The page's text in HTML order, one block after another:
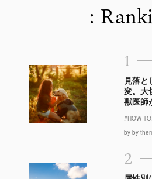
:
1
見落と
変。大
獣医師
#HOW TO
by by
2